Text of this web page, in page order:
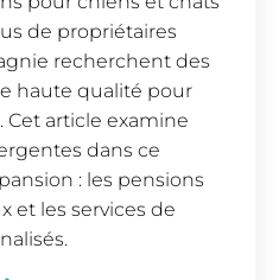
de propriétaires
recherchent des
haute qualité pour
Cet article examine
dans ce
: les pensions
et les services de